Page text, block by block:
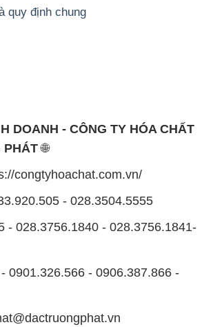
quy định chung
DOANH - CÔNG TY HÓA CHẤT
PHÁT🌐
congtyhoachat.com.vn/
- 028.3504.5555
- 028.3756.1840 - 028.3756.1841-
0901.326.566 - 0906.387.866 -